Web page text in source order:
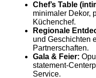
Chef’s Table
minimaler Dekor,
Küchenchef.
Regionale
und Geschichten
Partnerschaften.
Gala & Feier:
Service.